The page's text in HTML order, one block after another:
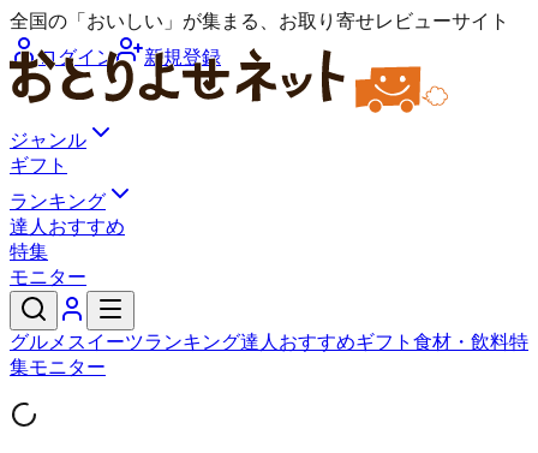
全国の「おいしい」が集まる、お取り寄せレビューサイト
ログイン
新規登録
ジャンル
ギフト
ランキング
達人おすすめ
特集
モニター
グルメ スイーツランキング達人おすすめギフト 食材・飲料特
集モニター